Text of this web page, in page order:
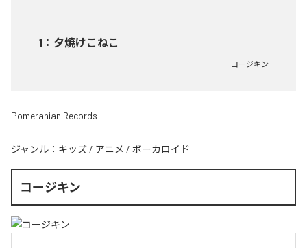
1 ： 夕焼けこねこ
コージキン
Pomeranian Records
ジャンル： キッズ / アニメ / ボーカロイド
コージキン